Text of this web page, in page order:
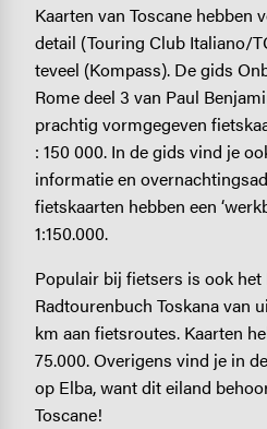
Kaarten van Toscane hebben
detail (Touring Club Italiano/
teveel (Kompass). De gids
Rome deel 3 van Paul
prachtig vormgegeven
: 150 000. In de gids vind je
informatie en
fietskaarten hebben een
1:150.000.
Populair bij fietsers is ook
Radtourenbuch Toskana van
km aan fietsroutes. Kaarten
75.000. Overigens vind je in
op Elba, want dit eiland
Toscane!